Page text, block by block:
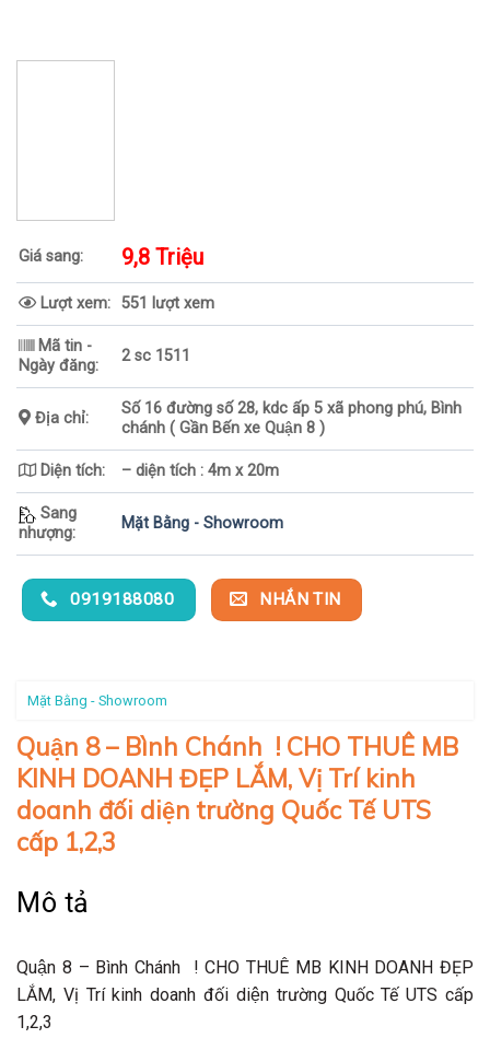
Giá sang: 9,8 Triệu
Lượt xem: 551 lượt xem
Mã tin -
Ngày đăng:
2 sc 1511
Địa chỉ:
Số 16 đường số 28, kdc ấp 5 xã phong phú, Bình
chánh ( Gần Bến xe Quận 8 )
Diện tích: – diện tích : 4m x 20m
Sang
nhượng:
Mặt Bằng - Showroom
0919188080 NHẮN TIN
Mặt Bằng - Showroom
Quận 8 – Bình Chánh ! CHO THUÊ MB
KINH DOANH ĐẸP LẮM, Vị Trí kinh
doanh đối diện trường Quốc Tế UTS
cấp 1,2,3
Mô tả
Quận 8 – Bình Chánh ! CHO THUÊ MB KINH DOANH ĐẸP
LẮM, Vị Trí kinh doanh đối diện trường Quốc Tế UTS cấp
1,2,3